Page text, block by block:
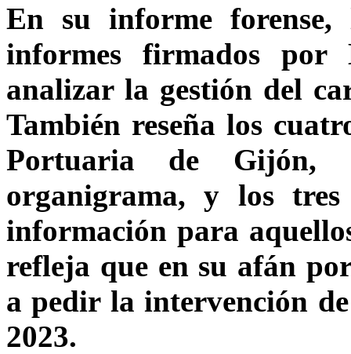
En su informe
informes firmados
analizar la gestión del
También reseña los
Portuaria de
organigrama, y los
información para
refleja que en su afán
a pedir la intervención
2023.